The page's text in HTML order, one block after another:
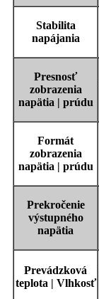
Stabilita
napájania
Presnosť
zobrazenia
napätia | prúdu
Formát
zobrazenia
napätia | prúdu
Prekročenie
výstupného
napätia
Prevádzková
teplota | Vlhkosť